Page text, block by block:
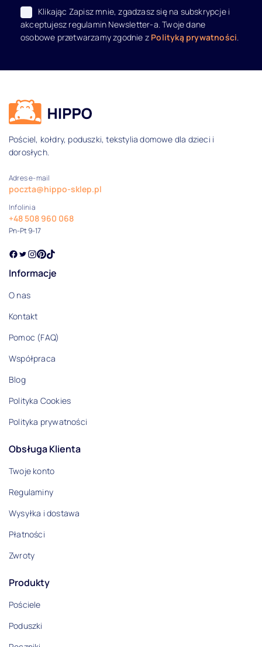
Klikając Zapisz mnie, zgadzasz się na subskrypcje i
akceptujesz regulamin Newsletter-a. Twoje dane
osobowe przetwarzamy zgodnie z Polityką prywatności.
Dane kontaktowe i informacje
Pościel, kołdry, poduszki, tekstylia domowe dla dzieci i
dorosłych.
Adres e-mail
poczta@hippo-sklep.pl
Infolinia
+48 508 960 068
Pn-Pt 9-17
Informacje
O nas
Kontakt
Pomoc (FAQ)
Współpraca
Blog
Polityka Cookies
Polityka prywatności
Obsługa Klienta
Twoje konto
Regulaminy
Wysyłka i dostawa
Płatności
Zwroty
Produkty
Pościele
Poduszki